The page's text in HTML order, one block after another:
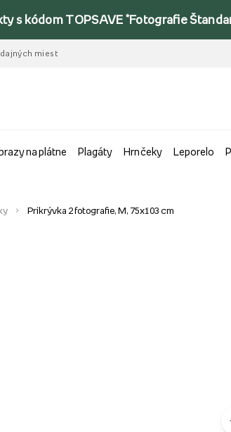
s kódom TOPSAVE *Fotografie
miest
na plátne Plagáty Hrnčeky Leporelo
Prikrývka 2 fotografie, M, 75x103 cm